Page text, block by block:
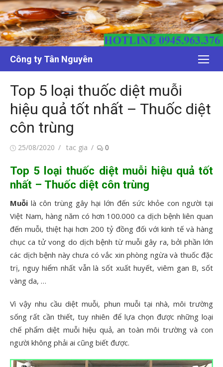
Chuyển
tới
nội
dung
Công ty Tân Nguyên
Top 5 loại thuốc diệt muỗi
hiệu quả tốt nhất – Thuốc diệt
côn trùng
Đăng25/08/2020
Tác
tac gia 0
Top 5 loại thuốc diệt muỗi hiệu quả tốt
nhất – Thuốc diệt côn trùng
Muỗi là côn trùng gây hại lớn đến sức khỏe con người tại
Việt Nam, hàng năm có hơn 100.000 ca dịch bệnh liên quan
đến muỗi, thiệt hại hơn 200 tỷ đồng đối với kinh tế và hàng
chục ca tử vong do dịch bệnh từ muỗi gây ra, bởi phần lớn
các dịch bệnh này chưa có vắc xin phòng ngừa và thuốc đặc
trị, nguy hiểm nhất vẫn là sốt xuất huyết, viêm gan B, sốt
vàng da, …
Vì vậy nhu cầu diệt muỗi, phun muỗi tại nhà, môi trường
sống rất cần thiết, tuy nhiên để lựa chọn được những loại
chế phẩm diệt muỗi hiệu quả, an toàn môi trường và con
người không phải ai cũng biết được.